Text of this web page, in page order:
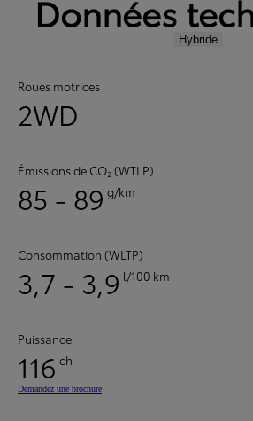
Données
Hybride
Roues motrices
2WD
Émissions de CO₂ (WTLP)
85 - 89 g/km
Consommation (WLTP)
3,7 - 3,9 l/100 km
Puissance
116 ch
Demandez une brochure